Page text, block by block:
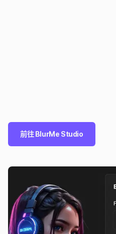
前往 BlurMe Studio